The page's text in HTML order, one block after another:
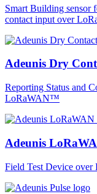
Smart Building sensor
contact input over
Adeunis Dry
Reporting Status and
LoRaWAN™
Adeunis
Field Test Device